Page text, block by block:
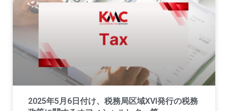
2025年5月6日付け、税務局区域XVI発行の税務